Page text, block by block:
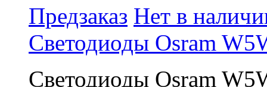
Предзаказ Нет в
Светодиоды Osram
Светодиоды Osram